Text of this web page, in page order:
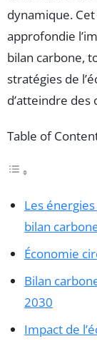
dynamique.
approfondie
bilan carbone,
stratégies de
d’atteindre
Table of
Les
bilan
Économie
Bilan
2030
Impact de